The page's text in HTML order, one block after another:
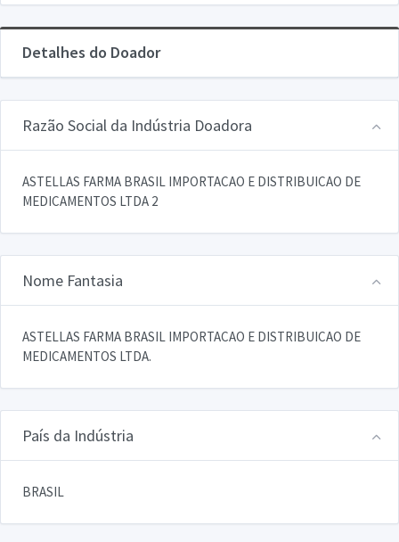
Detalhes do Doador
Razão Social da Indústria Doadora
ASTELLAS FARMA BRASIL IMPORTACAO E DISTRIBUICAO DE
MEDICAMENTOS LTDA 2
Nome Fantasia
ASTELLAS FARMA BRASIL IMPORTACAO E DISTRIBUICAO DE
MEDICAMENTOS LTDA.
País da Indústria
BRASIL